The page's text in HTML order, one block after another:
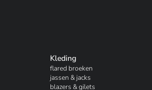
Kleding
flared broeken
jassen & jacks
blazers & gilets